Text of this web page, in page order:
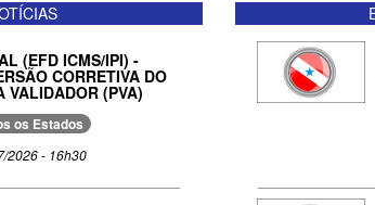
(EFD ICMS/IPI) -
CORRETIVA DO
VALIDADOR (PVA)
os Estados
2026 - 16h30